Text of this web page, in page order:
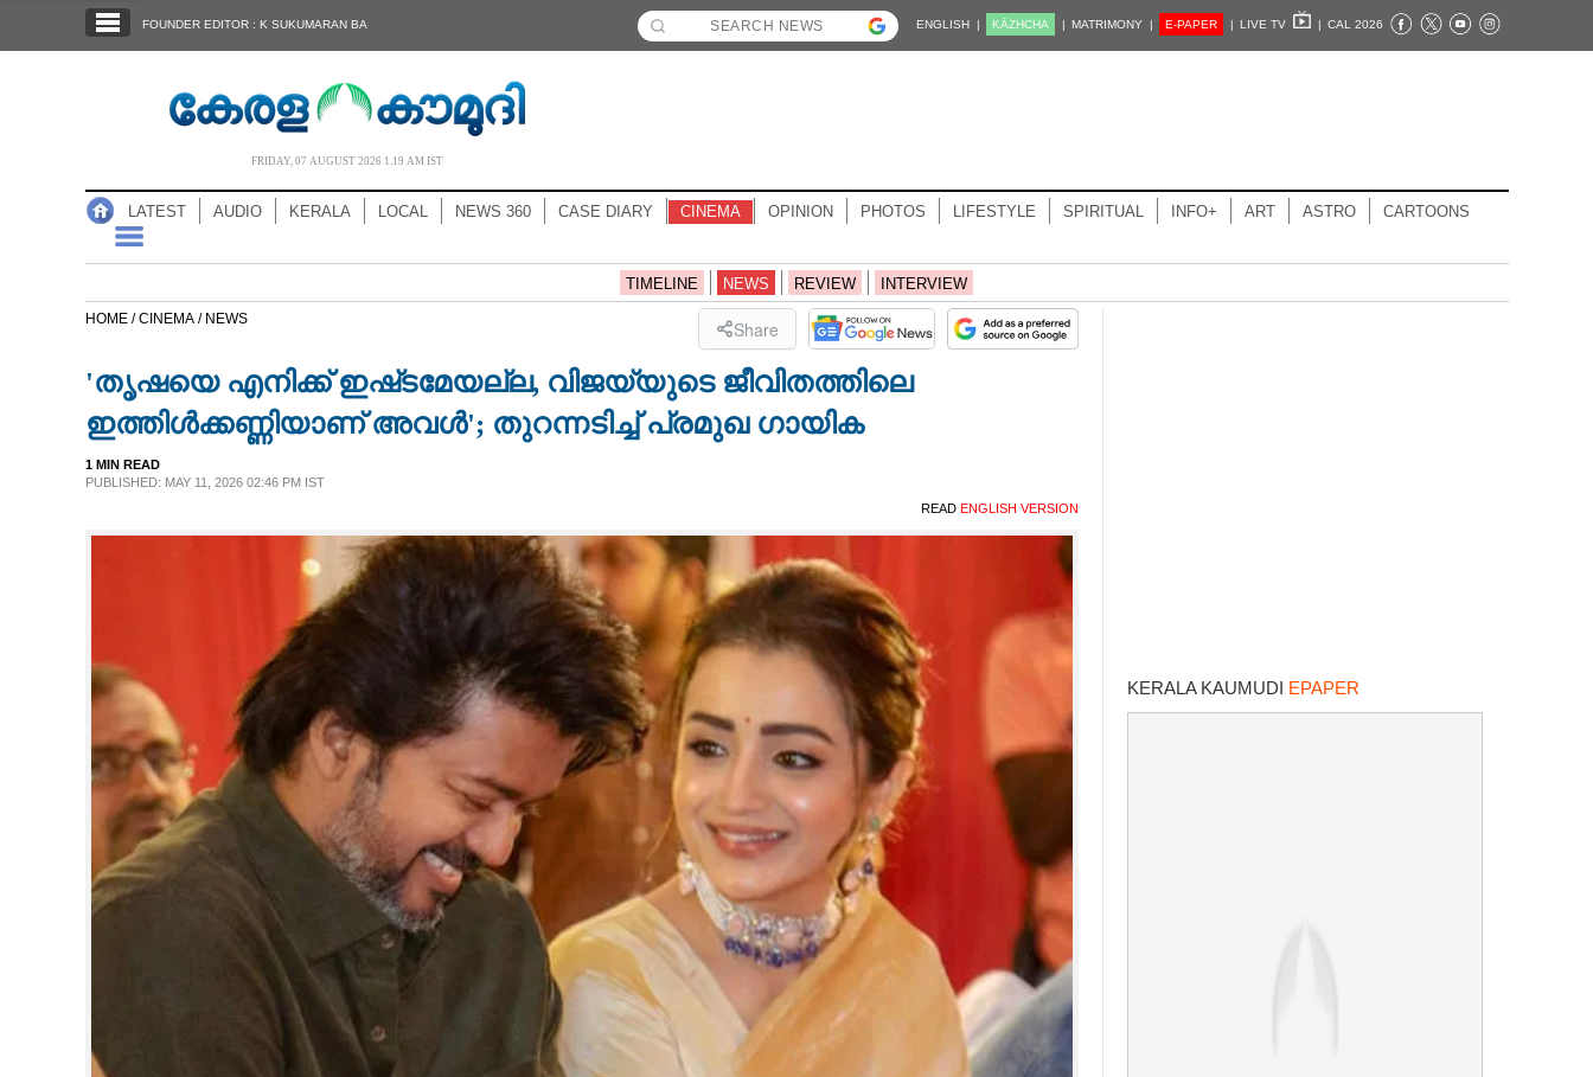
NOTIFIED NEWS
NEWS 360
CASE DIARY
LIFESTYLE
FOUNDER EDITOR : K SUKUMARAN BA ENGLISH | KĀZHCHA | MATRIMONY | E-PAPER | LIVE TV | CAL 2026
FRIDAY, 07 AUGUST 2026 1.19 AM IST
LATEST AUDIO KERALA LOCAL NEWS 360 CASE DIARY CINEMA OPINION PHOTOS LIFESTYLE SPIRITUAL INFO+ ART ASTRO CARTOONS
TIMELINE NEWS REVIEW INTERVIEW
HOME /CINEMA / NEWS Share
'തൃഷയെ എനിക്ക് ഇഷ്‌ടമേയല്ല, വിജയ്‌യുടെ ജീവിതത്തിലെ
ഇത്തിൾക്കണ്ണിയാണ് അവൾ'; തുറന്നടിച്ച് പ്രമുഖ ഗായിക
1 MIN READ
PUBLISHED: MAY 11, 2026 02:46 PM IST
READ ENGLISH VERSION
KERALA KAUMUDI EPAPER